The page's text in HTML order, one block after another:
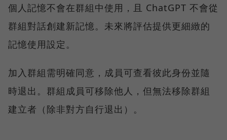
個人記憶不會在群組中使用，且 ChatGPT 不會從
群組對話創建新記憶。未來將評估提供更細緻的
記憶使用設定。
加入群組需明確同意，成員可查看彼此身份並隨
時退出。群組成員可移除他人，但無法移除群組
建立者（除非對方自行退出）。